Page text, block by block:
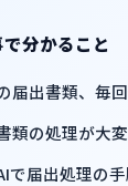
分かること
届出書類、毎
類の処理が大
で届出処理の